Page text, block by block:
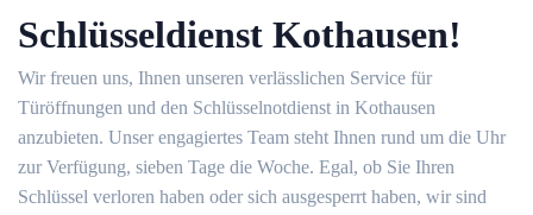
Schlüsseldienst Kothausen!
Wir freuen uns, Ihnen unseren verlässlichen Service für
Türöffnungen und den Schlüsselnotdienst in Kothausen
anzubieten. Unser engagiertes Team steht Ihnen rund um die Uhr
zur Verfügung, sieben Tage die Woche. Egal, ob Sie Ihren
Schlüssel verloren haben oder sich ausgesperrt haben, wir sind